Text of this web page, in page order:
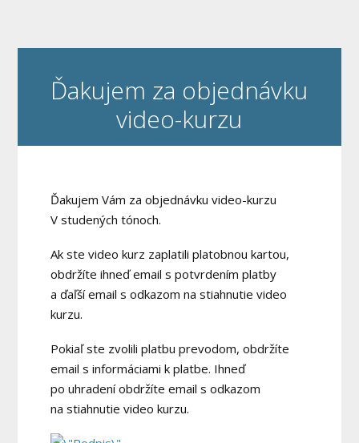
Ďakujem za objednávku
video-kurzu
Ďakujem Vám za objednávku video-kurzu
V studených tónoch.
Ak ste video kurz zaplatili platobnou kartou,
obdržíte ihneď email s potvrdením platby
a ďaľší email s odkazom na stiahnutie video
kurzu.
Pokiaľ ste zvolili platbu prevodom, obdržíte
email s informáciami k platbe. Ihneď
po uhradení obdržíte email s odkazom
na stiahnutie video kurzu.